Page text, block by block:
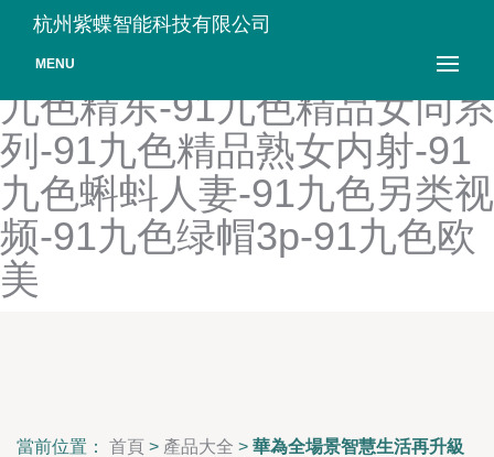
91九色夫妻-91九色高潮精
东-91九色黑丝在线观看-91
九色精东-91九色精品女同系
列-91九色精品熟女内射-91
九色蝌蚪人妻-91九色另类视
频-91九色绿帽3p-91九色欧
美
杭州紫蝶智能科技有限公司
MENU
當前位置： 首頁 > 產品大全 > 華為全場景智慧生活再升級